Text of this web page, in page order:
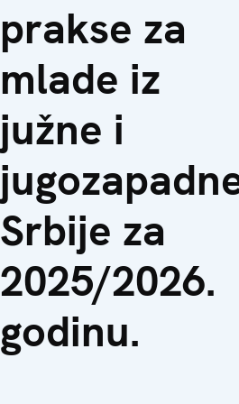
prakse za
mlade iz
južne i
Srbije za
2025/2026.
godinu.